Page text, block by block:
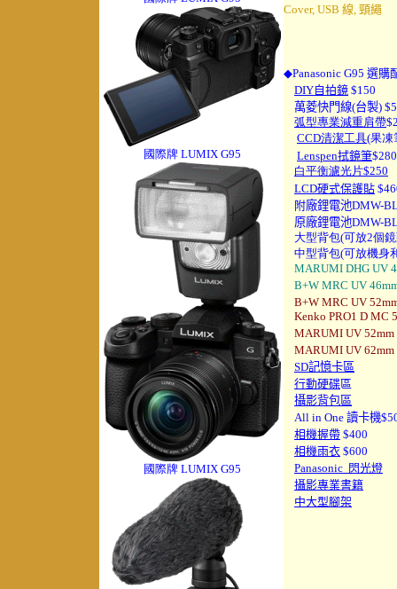
國際牌 LUMIX G95
國際牌 LUMIX G95
Cover, USB 線, 頸繩
◆Panasonic G95 選購
DIY自拍鏡 $150
萬菱快門線(台製)
弧型專業減重肩帶
CCD清潔工具(果凍
Lenspen拭鏡筆$280
白平衡濾光片$250
LCD硬式保護貼
附廠鋰電池DMW-
原廠鋰電池DMW-
大型背包(可放2個
中型背包(可放機身
MARUMI DHG UV
B+W MRC UV
B+W MRC UV
Kenko PRO1 D MC
MARUMI UV 52mm
MARUMI UV 62mm
SD記憶卡區
行動硬碟區
攝影背包區
All in One 讀卡機
相機握帶 $400
相機雨衣 $600
Panasonic 閃光燈
攝影專業書籍
中大型腳架